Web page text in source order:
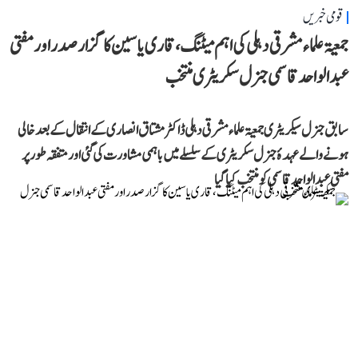
قومی خبریں
جمعیۃ علماء مشرقی دہلی کی اہم میٹنگ، قاری یاسین کا گزار صدر اور مفتی
عبد الواحد قاسمی جنرل سکریٹری منتخب
سابق جنرل سیکریٹری جمعیۃ علماء مشرقی دہلی ڈاکٹر مشتاق انصاری کے انتقال کے بعد خالی
ہونے والے عہدۂ جنرل سکریٹری کے سلسلے میں باہمی مشاورت کی گئی اور متفقہ طور پر
مفتی عبد الواحد قاسمی کو منتخب کیا گیا